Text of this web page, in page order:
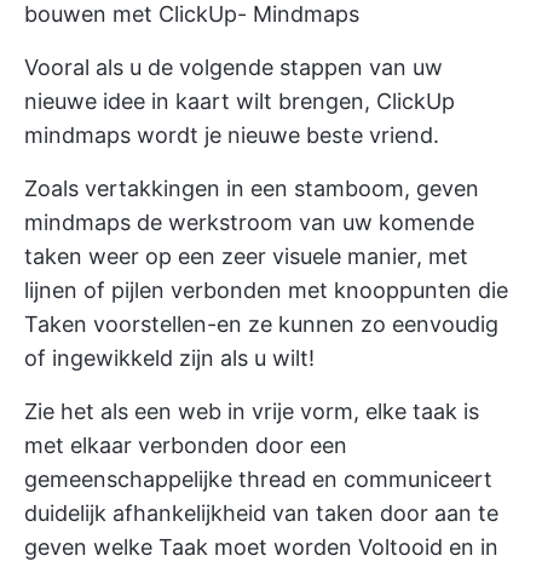
bouwen met ClickUp- Mindmaps
Vooral als u de volgende stappen van uw
nieuwe idee in kaart wilt brengen, ClickUp
mindmaps wordt je nieuwe beste vriend.
Zoals vertakkingen in een stamboom, geven
mindmaps de werkstroom van uw komende
taken weer op een zeer visuele manier, met
lijnen of pijlen verbonden met knooppunten die
Taken voorstellen-en ze kunnen zo eenvoudig
of ingewikkeld zijn als u wilt!
Zie het als een web in vrije vorm, elke taak is
met elkaar verbonden door een
gemeenschappelijke thread en communiceert
duidelijk afhankelijkheid van taken door aan te
geven welke Taak moet worden Voltooid en in